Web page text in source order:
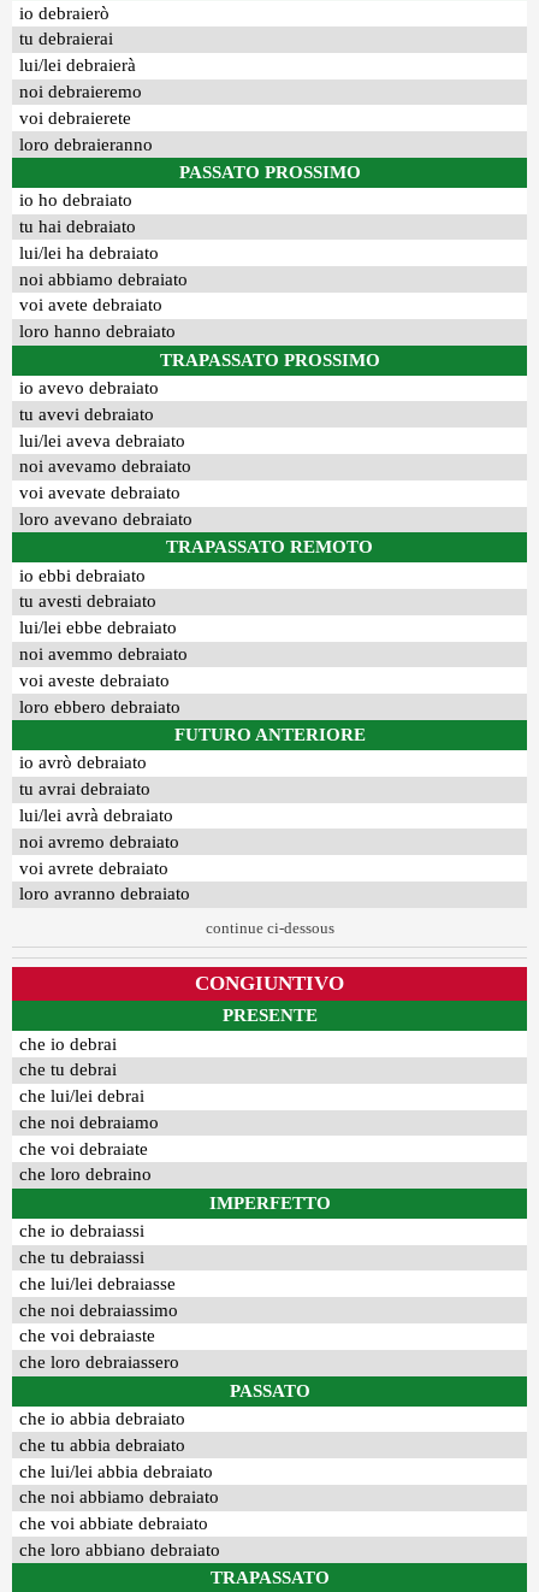
io debraierò
tu debraierai
lui/lei debraierà
noi debraieremo
voi debraierete
loro debraieranno
PASSATO PROSSIMO
io ho debraiato
tu hai debraiato
lui/lei ha debraiato
noi abbiamo debraiato
voi avete debraiato
loro hanno debraiato
TRAPASSATO PROSSIMO
io avevo debraiato
tu avevi debraiato
lui/lei aveva debraiato
noi avevamo debraiato
voi avevate debraiato
loro avevano debraiato
TRAPASSATO REMOTO
io ebbi debraiato
tu avesti debraiato
lui/lei ebbe debraiato
noi avemmo debraiato
voi aveste debraiato
loro ebbero debraiato
FUTURO ANTERIORE
io avrò debraiato
tu avrai debraiato
lui/lei avrà debraiato
noi avremo debraiato
voi avrete debraiato
loro avranno debraiato
continue ci-dessous
CONGIUNTIVO
PRESENTE
che io debrai
che tu debrai
che lui/lei debrai
che noi debraiamo
che voi debraiate
che loro debraino
IMPERFETTO
che io debraiassi
che tu debraiassi
che lui/lei debraiasse
che noi debraiassimo
che voi debraiaste
che loro debraiassero
PASSATO
che io abbia debraiato
che tu abbia debraiato
che lui/lei abbia debraiato
che noi abbiamo debraiato
che voi abbiate debraiato
che loro abbiano debraiato
TRAPASSATO